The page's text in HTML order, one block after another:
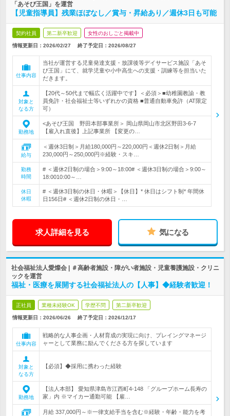
「あそび王国」を運営
【児童指導員】残業ほぼなし／賞与・昇給あり／週休3日も可能
契約社員 第二新卒歓迎 女性のおしごと掲載中
情報更新日：2026/02/27 終了予定日： 2026/08/27
仕事内容
当社が運営する児童発達支援・放課後等デイサービス施設「あそ
び王国」にて、就学児童や小中高生への支援・訓練等を担当いた
だきます。
対象と
なる方
【20代～50代まで幅広く活躍中です】＜必須＞■幼稚園教諭・教
員免許・社会福祉士等いずれかの資格 ■普通自動車免許（AT限定
可）
勤務地
<あそび王国 野田本部事業所＞ 岡山県岡山市北区野田3-6-7
【雇入れ直後】上記事業所 【変更の…
給与
＜週休3日制＞月給180,000円～220,000円＜週休2日制＞月給
230,000円～250,000円※経験・スキ…
勤務
時間
# ＜週休2日制の場合＞9:00～18:00# ＜週休3日制の場合＞9:00～
18:0010:00～…
休日
休暇
# ＜週休3日制の休日・休暇＞【休日】* 休日はシフト制* 年間休
日156日# ＜週休2日制の休日・…
求人詳細を見る 気になる
社会福祉法人愛燦会 | ＃高齢者施設・障がい者施設・児童養護施設・クリニ
ックを運営
福祉・医療を展開する社会福祉法人の【人事】◆経験者歓迎！
正社員 業種未経験OK 学歴不問 第二新卒歓迎
情報更新日：2026/06/26 終了予定日： 2026/12/17
仕事内容
戦略的な人事企画・人材育成の実現に向け、プレイングマネージ
ャーとして業務に励んでくださる方を探しています
対象と
なる方
【必須】◆採用に携わった経験
勤務地
【法人本部】 愛知県津島市江西町4-148 「グループホーム長寿の
家」内 ※マイカー通勤可能 【雇…
月給 337,000円～※一律支給手当を含む※経験・年齢・能力を考